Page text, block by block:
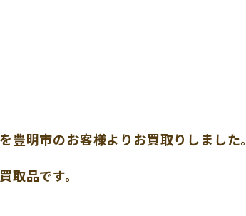
市のお客様よりお買取りしました。
取品です。